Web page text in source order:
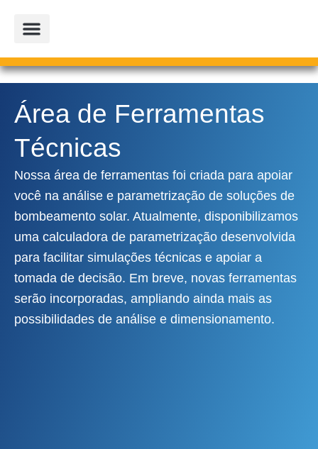
conteúdo
Área de Ferramentas
Técnicas
Nossa área de ferramentas foi criada para apoiar
você na análise e parametrização de soluções de
bombeamento solar. Atualmente, disponibilizamos
uma calculadora de parametrização desenvolvida
para facilitar simulações técnicas e apoiar a
tomada de decisão. Em breve, novas ferramentas
serão incorporadas, ampliando ainda mais as
possibilidades de análise e dimensionamento.